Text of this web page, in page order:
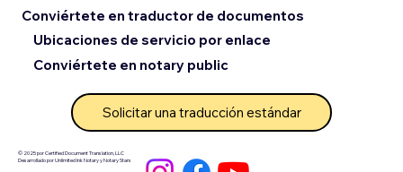
© 2025 por Certified Document Translation, LLC
Desarrollado por Unlimited Ink Notary y Notary Stars
Conviértete en traductor de documentos
Ubicaciones de servicio por enlace
Conviértete en notary public
Solicitar una traducción estándar